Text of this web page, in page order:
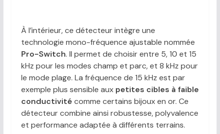
À l’intérieur, ce détecteur intègre une
technologie mono-fréquence ajustable nommée
Pro-Switch. Il permet de choisir entre 5, 10 et 15
kHz pour les modes champ et parc, et 8 kHz pour
le mode plage. La fréquence de 15 kHz est par
exemple plus sensible aux petites cibles à faible
conductivité comme certains bijoux en or. Ce
détecteur combine ainsi robustesse, polyvalence
et performance adaptée à différents terrains.